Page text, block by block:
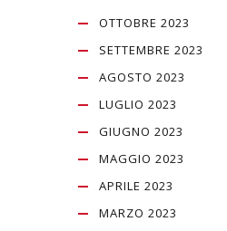
OTTOBRE 2023
SETTEMBRE 2023
AGOSTO 2023
LUGLIO 2023
GIUGNO 2023
MAGGIO 2023
APRILE 2023
MARZO 2023